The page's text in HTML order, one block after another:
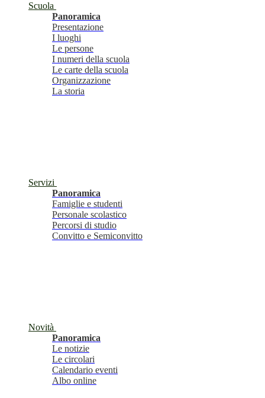
Scuola
Panoramica
Presentazione
I luoghi
Le persone
I numeri della scuola
Le carte della scuola
Organizzazione
La storia
Servizi
Panoramica
Famiglie e studenti
Personale scolastico
Percorsi di studio
Convitto e Semiconvitto
Novità
Panoramica
Le notizie
Le circolari
Calendario eventi
Albo online